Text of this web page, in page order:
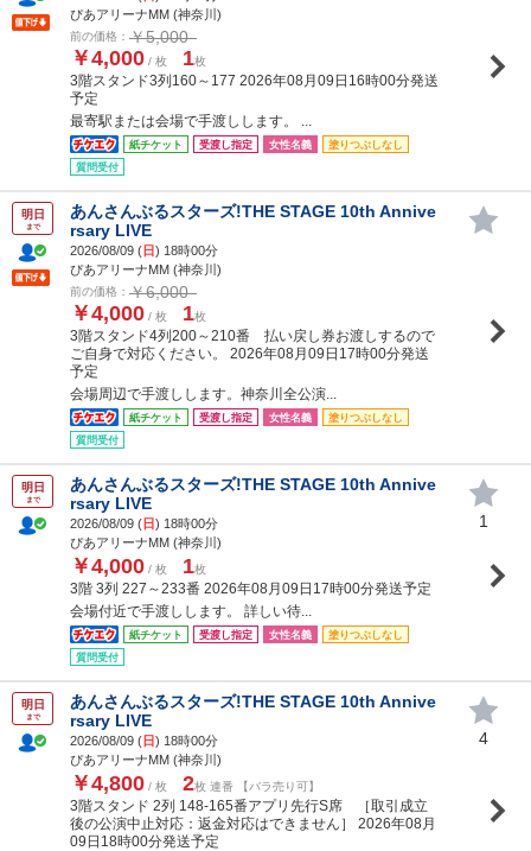
ぴあアリーナMM (神奈川)
前の価格： ￥5,000
￥4,000 / 枚 1枚
3階スタンド3列160～177 2026年08月09日16時00分発送
予定
最寄駅または会場で手渡しします。 ...
紙チケット 受渡し指定 女性名義
塗りつぶしなし
質問受付
明日
まで
あんさんぶるスターズ!THE STAGE 10th Annive
rsary LIVE
2026/08/09 (日) 18時00分
ぴあアリーナMM (神奈川)
前の価格： ￥6,000
￥4,000 / 枚 1枚
3階スタンド4列200～210番 払い戻し券お渡しするので
ご自身で対応ください。 2026年08月09日17時00分発送
予定
会場周辺で手渡しします。神奈川全公演...
紙チケット 受渡し指定 女性名義
塗りつぶしなし
質問受付
明日
まで
あんさんぶるスターズ!THE STAGE 10th Annive
rsary LIVE
2026/08/09 (日) 18時00分
ぴあアリーナMM (神奈川)
￥4,000 / 枚 1枚
3階 3列 227～233番 2026年08月09日17時00分発送予定
会場付近で手渡しします。 詳しい待...
紙チケット 受渡し指定 女性名義
塗りつぶしなし
質問受付
1
明日
まで
あんさんぶるスターズ!THE STAGE 10th Annive
rsary LIVE
2026/08/09 (日) 18時00分
ぴあアリーナMM (神奈川)
￥4,800 / 枚 2枚 連番 【バラ売り可】
3階スタンド 2列 148-165番アプリ先行S席 ［取引成立
後の公演中止対応：返金対応はできません］ 2026年08月
09日18時00分発送予定
4